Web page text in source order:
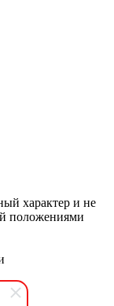
характер и не
положениями